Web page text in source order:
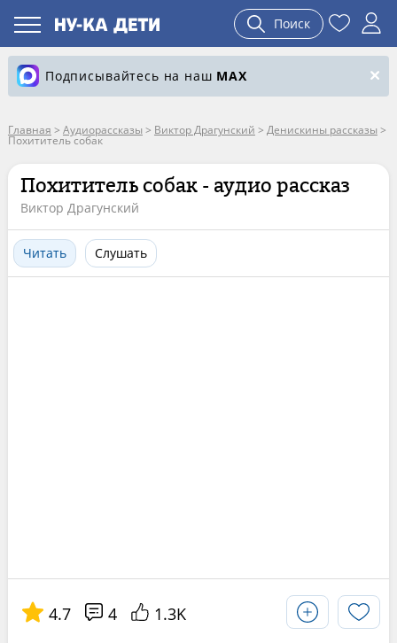
Поиск
Подписывайтесь на наш MAX
Главная > Аудиорассказы > Виктор Драгунский > Денискины рассказы >
Похититель собак
Похититель собак - аудио рассказ
Виктор Драгунский
Читать Слушать
4.7 4 1.3K